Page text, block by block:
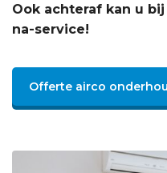
Ook achteraf kan u
na-service!
Offerte airco